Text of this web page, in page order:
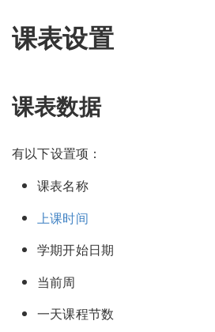
课表设置
课表数据
有以下设置项：
课表名称
上课时间
学期开始日期
当前周
一天课程节数